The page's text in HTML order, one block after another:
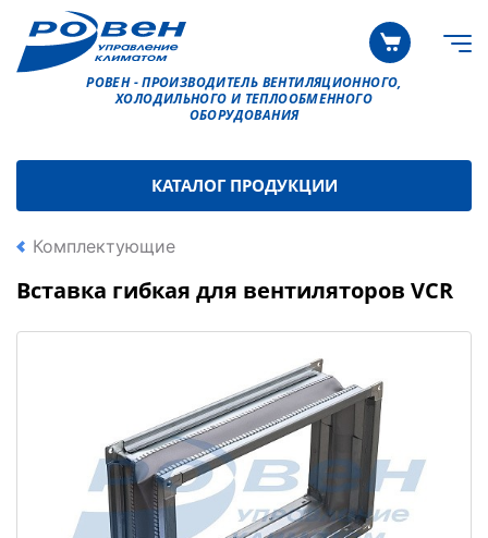
РОВЕН - ПРОИЗВОДИТЕЛЬ ВЕНТИЛЯЦИОННОГО,
ХОЛОДИЛЬНОГО И ТЕПЛООБМЕННОГО
ОБОРУДОВАНИЯ
КАТАЛОГ ПРОДУКЦИИ
Комплектующие
Вставка гибкая для вентиляторов VCR